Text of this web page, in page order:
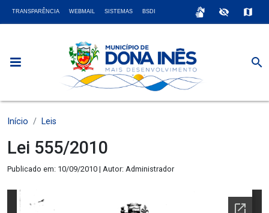
TRANSPARÊNCIA WEBMAIL SISTEMAS BSDI sign_language visibility_off map
search
Início Leis
Lei 555/2010
Publicado em: 10/09/2010 | Autor: Administrador